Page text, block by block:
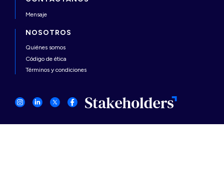
Mensaje
NOSOTROS
Quiénes somos
Código de ética
Términos y condiciones